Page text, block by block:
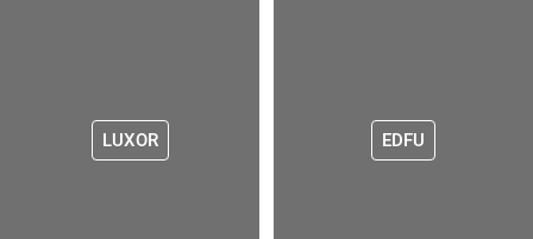
LUXOR EDFU